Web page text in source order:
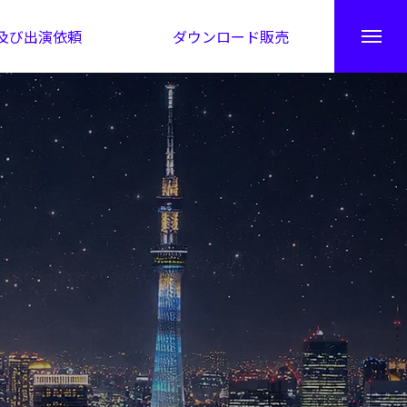
び出演依頼 ダウンロード販売
秘伝公開！吉凶カレンダー